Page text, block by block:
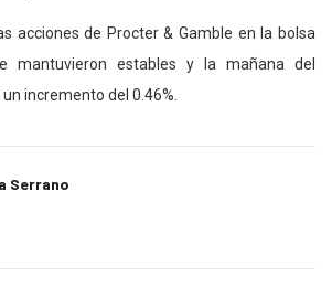
acciones de Procter & Gamble en la bolsa
mantuvieron estables y la mañana del
incremento del 0.46%.
Serrano